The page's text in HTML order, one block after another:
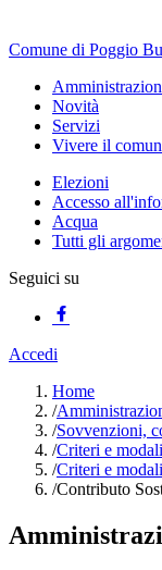
Comune di Poggio
Novità
Servizi
Vivere il
Elezioni
Accesso
Acqua
Tutti gli
Seguici su
Accedi
Home
/
/Sovvenzioni,
/Criteri e
/Criteri e
/Contributo